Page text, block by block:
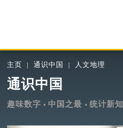
主页 通识中国 人文地理
通识中国
趣味数字 中国之最 统计新知